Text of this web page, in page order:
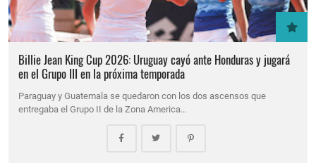
Billie Jean King Cup 2026: Uruguay cayó ante Honduras y jugará
en el Grupo III en la próxima temporada
Paraguay y Guatemala se quedaron con los dos ascensos que
entregaba el Grupo II de la Zona America…